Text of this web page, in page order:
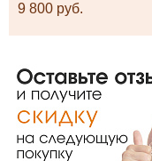
9 800 руб.